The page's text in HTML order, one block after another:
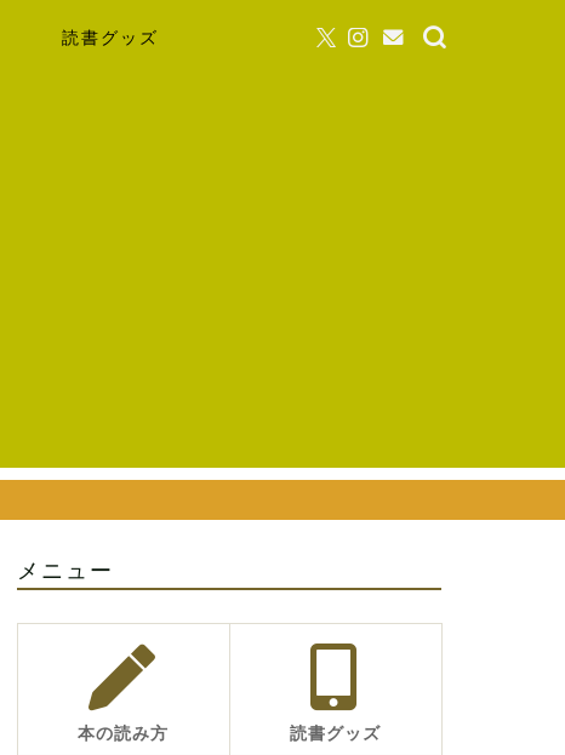
読書グッズ
メニュー
本の読み方 読書グッズ